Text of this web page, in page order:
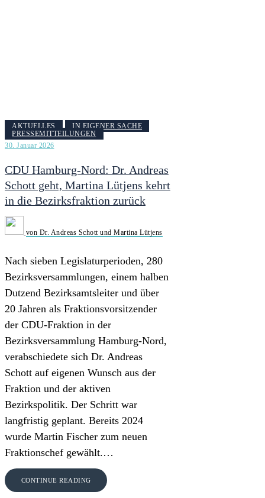
AKTUELLES
IN EIGENER SACHE
PRESSEMITTEILUNGEN
30. Januar 2026
CDU Hamburg-Nord: Dr. Andreas
Schott geht, Martina Lütjens kehrt
in die Bezirksfraktion zurück
von Dr. Andreas Schott und Martina Lütjens
Nach sieben Legislaturperioden, 280
Bezirksversammlungen, einem halben
Dutzend Bezirksamtsleiter und über
20 Jahren als Fraktionsvorsitzender
der CDU-Fraktion in der
Bezirksversammlung Hamburg-Nord,
verabschiedete sich Dr. Andreas
Schott auf eigenen Wunsch aus der
Fraktion und der aktiven
Bezirkspolitik. Der Schritt war
langfristig geplant. Bereits 2024
wurde Martin Fischer zum neuen
Fraktionschef gewählt.…
CONTINUE READING